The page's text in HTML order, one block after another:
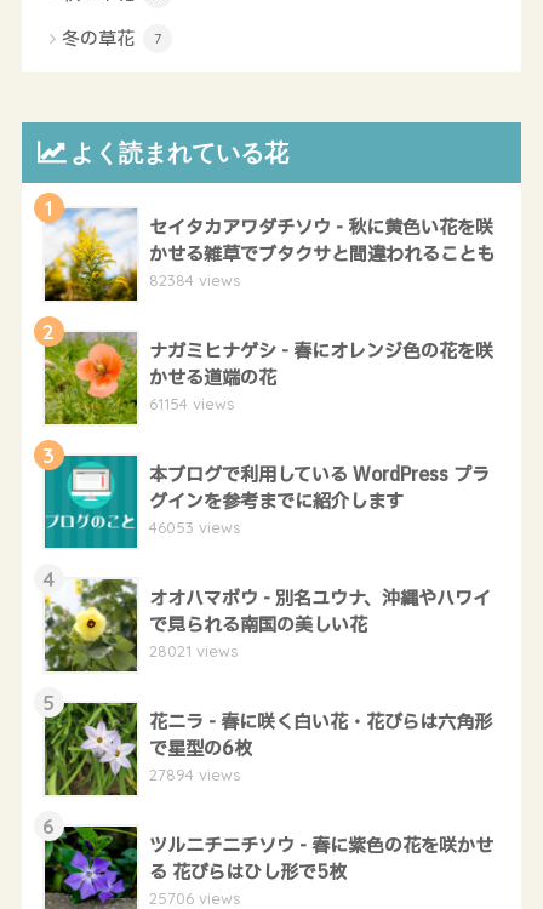
冬の草花 7
よく読まれている花
1
セイタカアワダチソウ - 秋に黄色い花を咲
かせる雑草でブタクサと間違われることも
82384 views
2
ナガミヒナゲシ - 春にオレンジ色の花を咲
かせる道端の花
61154 views
3
本ブログで利用している WordPress プラ
グインを参考までに紹介します
46053 views
4
オオハマボウ - 別名ユウナ、沖縄やハワイ
で見られる南国の美しい花
28021 views
5
花ニラ - 春に咲く白い花・花びらは六角形
で星型の6枚
27894 views
6
ツルニチニチソウ - 春に紫色の花を咲かせ
る 花びらはひし形で5枚
25706 views